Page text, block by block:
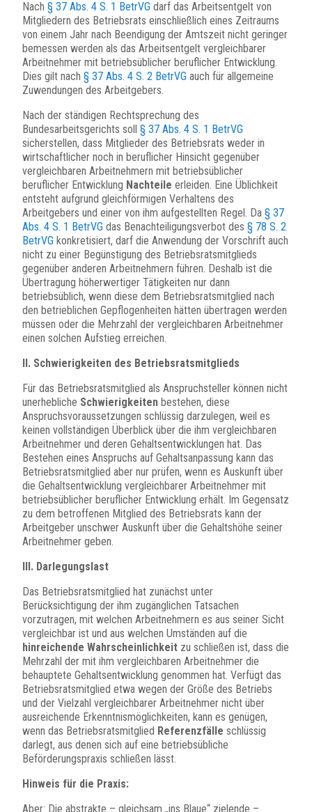
Nach § 37 Abs. 4 S. 1 BetrVG darf das Arbeitsentgelt von
Mitgliedern des Betriebsrats einschließlich eines Zeitraums
von einem Jahr nach Beendigung der Amtszeit nicht geringer
bemessen werden als das Arbeitsentgelt vergleichbarer
Arbeitnehmer mit betriebsüblicher beruflicher Entwicklung.
Dies gilt nach § 37 Abs. 4 S. 2 BetrVG auch für allgemeine
Zuwendungen des Arbeitgebers.
Nach der ständigen Rechtsprechung des
Bundesarbeitsgerichts soll § 37 Abs. 4 S. 1 BetrVG
sicherstellen, dass Mitglieder des Betriebsrats weder in
wirtschaftlicher noch in beruflicher Hinsicht gegenüber
vergleichbaren Arbeitnehmern mit betriebsüblicher
beruflicher Entwicklung Nachteile erleiden. Eine Üblichkeit
entsteht aufgrund gleichförmigen Verhaltens des
Arbeitgebers und einer von ihm aufgestellten Regel. Da § 37
Abs. 4 S. 1 BetrVG das Benachteiligungsverbot des § 78 S. 2
BetrVG konkretisiert, darf die Anwendung der Vorschrift auch
nicht zu einer Begünstigung des Betriebsratsmitglieds
gegenüber anderen Arbeitnehmern führen. Deshalb ist die
Übertragung höherwertiger Tätigkeiten nur dann
betriebsüblich, wenn diese dem Betriebsratsmitglied nach
den betrieblichen Gepflogenheiten hätten übertragen werden
müssen oder die Mehrzahl der vergleichbaren Arbeitnehmer
einen solchen Aufstieg erreichen.
II. Schwierigkeiten des Betriebsratsmitglieds
Für das Betriebsratsmitglied als Anspruchsteller können nicht
unerhebliche Schwierigkeiten bestehen, diese
Anspruchsvoraussetzungen schlüssig darzulegen, weil es
keinen vollständigen Überblick über die ihm vergleichbaren
Arbeitnehmer und deren Gehaltsentwicklungen hat. Das
Bestehen eines Anspruchs auf Gehaltsanpassung kann das
Betriebsratsmitglied aber nur prüfen, wenn es Auskunft über
die Gehaltsentwicklung vergleichbarer Arbeitnehmer mit
betriebsüblicher beruflicher Entwicklung erhält. Im Gegensatz
zu dem betroffenen Mitglied des Betriebsrats kann der
Arbeitgeber unschwer Auskunft über die Gehaltshöhe seiner
Arbeitnehmer geben.
III. Darlegungslast
Das Betriebsratsmitglied hat zunächst unter
Berücksichtigung der ihm zugänglichen Tatsachen
vorzutragen, mit welchen Arbeitnehmern es aus seiner Sicht
vergleichbar ist und aus welchen Umständen auf die
hinreichende Wahrscheinlichkeit zu schließen ist, dass die
Mehrzahl der mit ihm vergleichbaren Arbeitnehmer die
behauptete Gehaltsentwicklung genommen hat. Verfügt das
Betriebsratsmitglied etwa wegen der Größe des Betriebs
und der Vielzahl vergleichbarer Arbeitnehmer nicht über
ausreichende Erkenntnismöglichkeiten, kann es genügen,
wenn das Betriebsratsmitglied Referenzfälle schlüssig
darlegt, aus denen sich auf eine betriebsübliche
Beförderungspraxis schließen lässt.
Hinweis für die Praxis:
Aber: Die abstrakte – gleichsam „ins Blaue“ zielende –